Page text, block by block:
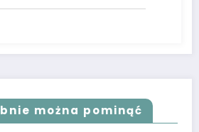
można pominąć